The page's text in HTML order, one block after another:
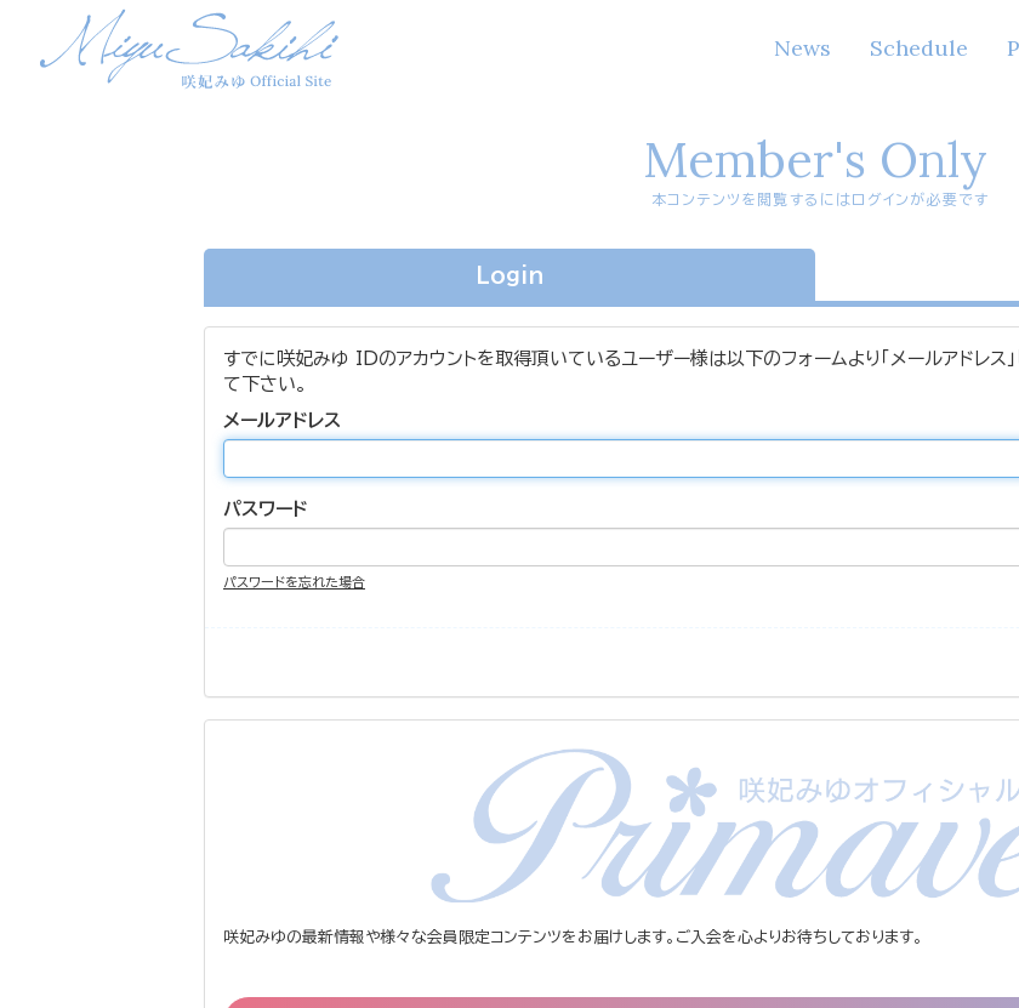
News Schedule
Member's Only
本コンテンツを閲覧するにはログインが必要です
Login
すでに咲妃みゆ IDのアカウントを取得頂いているユーザー様は以下のフォームより「メールアドレス」
て下さい。
メールアドレス
パスワード
パスワードを忘れた場合
咲妃みゆの最新情報や様々な会員限定コンテンツをお届けします。ご入会を心よりお待ちしております。